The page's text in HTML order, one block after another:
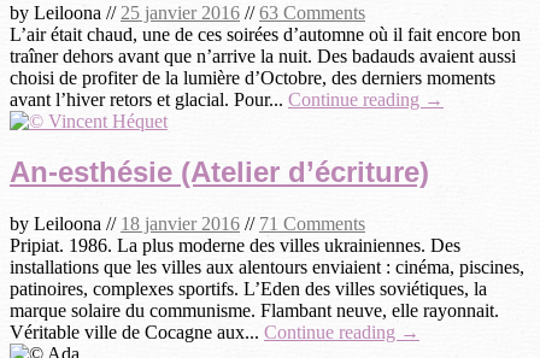
by Leiloona // 25 janvier 2016 //63 Comments
L’air était chaud, une de ces soirées d’automne où il fait encore bon
traîner dehors avant que n’arrive la nuit. Des badauds avaient aussi
choisi de profiter de la lumière d’Octobre, des derniers moments
avant l’hiver retors et glacial. Pour... Continue reading →
An-esthésie (Atelier d’écriture)
by Leiloona // 18 janvier 2016 // 71 Comments
Pripiat. 1986. La plus moderne des villes ukrainiennes. Des
installations que les villes aux alentours enviaient : cinéma, piscines,
patinoires, complexes sportifs. L’Eden des villes soviétiques, la
marque solaire du communisme. Flambant neuve, elle rayonnait.
Véritable ville de Cocagne aux... Continue reading →